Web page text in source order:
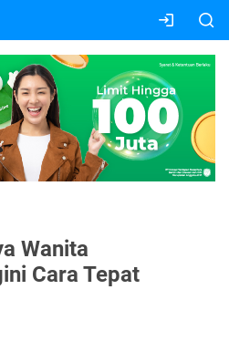
Wanita
Cara Tepat